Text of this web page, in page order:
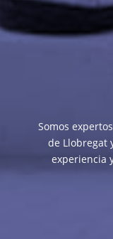
Somos
de Llobregat
experiencia